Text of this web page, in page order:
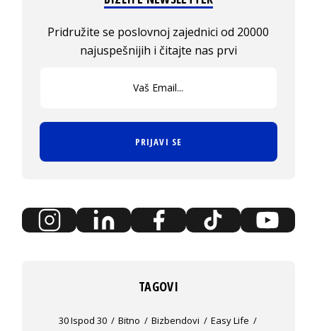
Pridružite se poslovnoj zajednici od 20000
najuspešnijih i čitajte nas prvi
PRIJAVI SE
TAGOVI
30 Ispod 30 Bitno Bizbendovi
Easy Life